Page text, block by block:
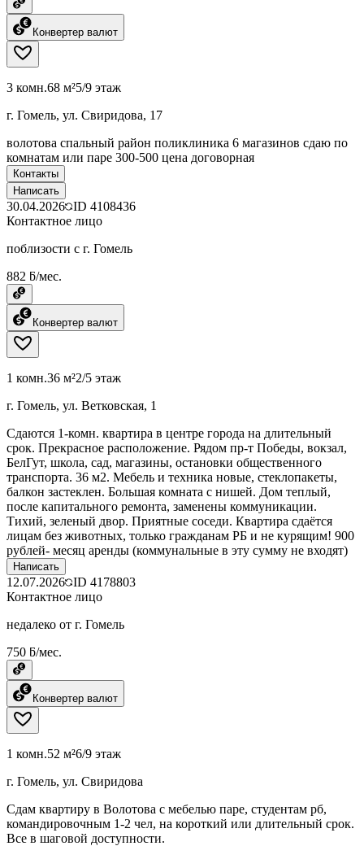
Конвертер валют
3 комн.68 м²5/9 этаж
г. Гомель, ул. Свиридова, 17
волотова спальный район поликлиника 6 магазинов сдаю по
комнатам или паре 300-500 цена договорная
Контакты
Написать
30.04.2026 ID 4108436
Контактное лицо
поблизости с г. Гомель
882 ƃ/мес.
Конвертер валют
1 комн.36 м²2/5 этаж
г. Гомель, ул. Ветковская, 1
Сдаются 1-комн. квартира в центре города на длительный
срок. Прекрасное расположение. Рядом пр-т Победы, вокзал,
БелГут, школа, сад, магазины, остановки общественного
транспорта. 36 м2. Мебель и техника новые, стеклопакеты,
балкон застеклен. Большая комната с нишей. Дом теплый,
после капитального ремонта, заменены коммуникации.
Тихий, зеленый двор. Приятные соседи. Квартира сдаётся
лицам без животных, только гражданам РБ и не курящим! 900
рублей- месяц аренды (коммунальные в эту сумму не входят)
Написать
12.07.2026 ID 4178803
Контактное лицо
недалеко от г. Гомель
750 ƃ/мес.
Конвертер валют
1 комн.52 м²6/9 этаж
г. Гомель, ул. Свиридова
Сдам квартиру в Волотова с мебелью паре, студентам рб,
командировочным 1-2 чел, на короткий или длительный срок.
Все в шаговой доступности.